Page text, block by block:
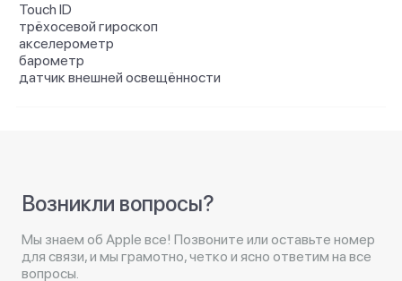
Touch ID
трёхосевой гироскоп
акселерометр
барометр
датчик внешней освещённости
Возникли вопросы?
Мы знаем об Apple все! Позвоните или оставьте номер
для связи, и мы грамотно, четко и ясно ответим на все
вопросы.